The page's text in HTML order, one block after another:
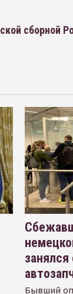
сборной
Бывший